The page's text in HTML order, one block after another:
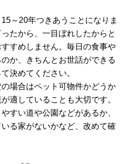
～20年つきあうことになりま
たから、一目ぼれしたからと
すめしません。毎日の食事や
か、きちんとお世話ができる
決めてください。
場合はペット可物件かどうか
適していることも大切です。
すい道や公園などがあるか、
る家がないかなど、改めて確